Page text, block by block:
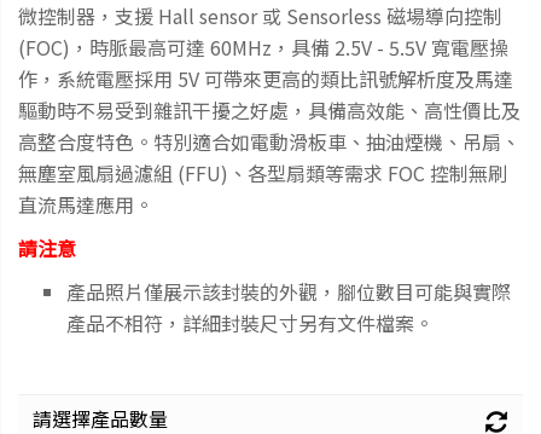
微控制器，支援 Hall sensor 或 Sensorless 磁場導向控制
(FOC)，時脈最高可達 60MHz，具備 2.5V - 5.5V 寬電壓操
作，系統電壓採用 5V 可帶來更高的類比訊號解析度及馬達
驅動時不易受到雜訊干擾之好處，具備高效能、高性價比及
高整合度特色。特別適合如電動滑板車、抽油煙機、吊扇、
無塵室風扇過濾組 (FFU)、各型扇類等需求 FOC 控制無刷
直流馬達應用。
請注意
產品照片僅展示該封裝的外觀，腳位數目可能與實際
產品不相符，詳細封裝尺寸另有文件檔案。
請選擇產品數量